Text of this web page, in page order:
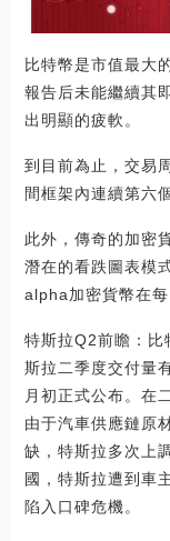
比特幣是市值最大
報告后未能繼續其
出明顯的疲軟。
到目前為止，交易
間框架內連續第六
此外，傳奇的加密
潛在的看跌圖表模
alpha加密貨幣在每
特斯拉Q2前瞻：比
斯拉二季度交付量
月初正式公布。在
由于汽車供應鏈原
缺，特斯拉多次上
國，特斯拉遭到車
陷入口碑危機。